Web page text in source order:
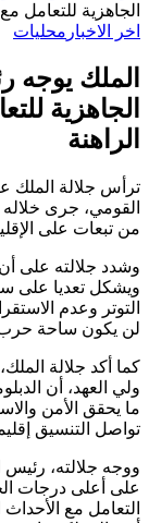
الجاهزية للتعامل
اخر الاخبار محليات
الملك يوجه
الجاهزية
الراهنة
ترأس جلالة الملك
القومي، جرى
من تبعات على
وشدد جلالته على أن
ويشكل تعديا على
التوتر وعدم
لن يكون ساحة
كما أكد جلالة
ولي العهد، أن
ما يحقق الأمن
تواصل التنسيق
ووجه جلالته، رئيس
على أعلى درجات
التعامل مع